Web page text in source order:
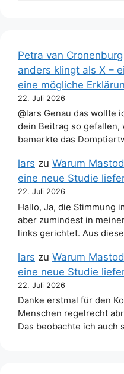
Petra van Cronenburg
anders klingt als X –
eine mögliche
22. Juli 2026
@lars Genau das wollte
dein Beitrag so gefallen,
bemerkte das
lars zu Warum
eine neue Studie
22. Juli 2026
Hallo, Ja, die Stimmung
aber zumindest in
links gerichtet. Aus
lars zu Warum
eine neue Studie
22. Juli 2026
Danke erstmal für den
Menschen regelrecht
Das beobachte ich